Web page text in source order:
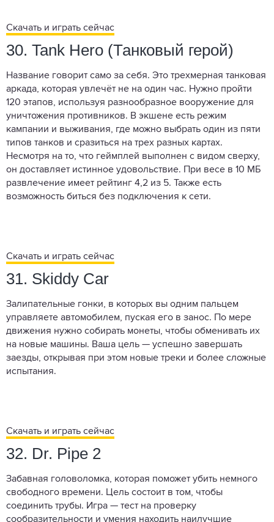
Скачать и играть сейчас
30. Tank Hero (Танковый герой)
Название говорит само за себя. Это трехмерная танковая
аркада, которая увлечёт не на один час. Нужно пройти
120 этапов, используя разнообразное вооружение для
уничтожения противников. В экшене есть режим
кампании и выживания, где можно выбрать один из пяти
типов танков и сразиться на трех разных картах.
Несмотря на то, что геймплей выполнен с видом сверху,
он доставляет истинное удовольствие. При весе в 10 МБ
развлечение имеет рейтинг 4,2 из 5. Также есть
возможность биться без подключения к сети.
Скачать и играть сейчас
31. Skiddy Car
Залипательные гонки, в которых вы одним пальцем
управляете автомобилем, пуская его в занос. По мере
движения нужно собирать монеты, чтобы обменивать их
на новые машины. Ваша цель — успешно завершать
заезды, открывая при этом новые треки и более сложные
испытания.
Скачать и играть сейчас
32. Dr. Pipe 2
Забавная головоломка, которая поможет убить немного
свободного времени. Цель состоит в том, чтобы
соединить трубы. Игра — тест на проверку
сообразительности и умения находить наилучшие